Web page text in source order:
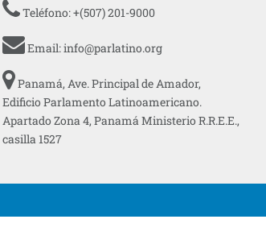
Teléfono: +(507) 201-9000
Email:info@parlatino.org
Panamá, Ave. Principal de Amador,
Edificio Parlamento Latinoamericano.
Apartado Zona 4, Panamá Ministerio R.R.E.E.,
casilla 1527